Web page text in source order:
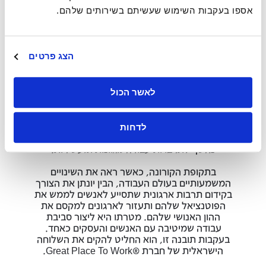
אספו בעקבות השימוש שעשיתם בשירותים שלהם.
הצג פרטים
לאשר הכול
לדחות
יונתן פייטרה
התחיל את דרכו בעולם השיווק ומילא תפקידים
ניהוליים בכירים בחברות גלובליות מובילות כמו
נחשף לתרבויות עבודה מגוונות ומעשירות.
בתקופת הקורונה, כאשר ראה את השינויים
המשמעותיים בעולם העבודה, הבין יונתן את הצורך
בקידום תרבות ארגונית שתסייע לאנשים לממש את
הפוטנציאל שלהם ותעזור לארגונים למקסם את
ההון האנושי שלהם. מטרתו היא ליצור סביבת
עבודה שמיטיבה עם האנשים והעסקים כאחד.
בעקבות תובנה זו, הוא החליט להקים את השלוחה
הישראלית של חברת ®Great Place To Work.